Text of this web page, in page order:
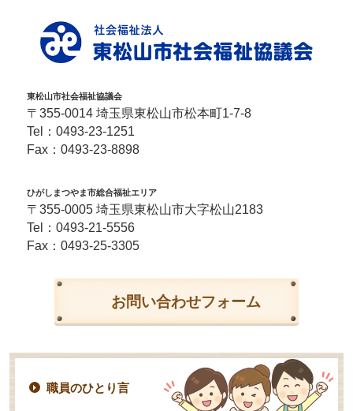
東松山市社会福祉協議会
〒355-0014 埼玉県東松山市松本町1-7-8
Tel： 0493-23-1251
Fax：0493-23-8898
ひがしまつやま市総合福祉エリア
〒355-0005 埼玉県東松山市大字松山2183
Tel： 0493-21-5556
Fax：0493-25-3305
お問い合わせフォーム
職員のひとり言